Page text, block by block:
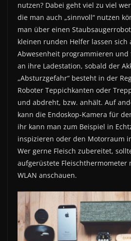
nutzen? Dabei geht viel zu viel
die man auch „sinnvoll“ nutzen
man über einen
kleinen runden Helfer lassen sich
Abwesenheit programmieren
an ihre Ladestation, sobald der
„Absturzgefahr“ besteht in der
Roboter Teppichkanten oder
und abdreht, bzw. anhält. Auf
kann die Endoskop-Kamera für
ihr kann man zum Beispiel in
inspizieren oder den Motorraum
Wer gerne Fleisch zubereitet,
aufgerüstete Fleischthermometer
WLAN anschauen.